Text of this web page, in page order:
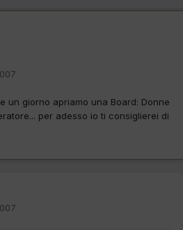
un giorno apriamo una Board: Donne
per adesso io ti consiglierei di